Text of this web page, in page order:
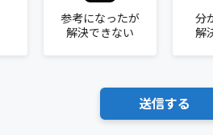
参考になったが
解決できない
分
解